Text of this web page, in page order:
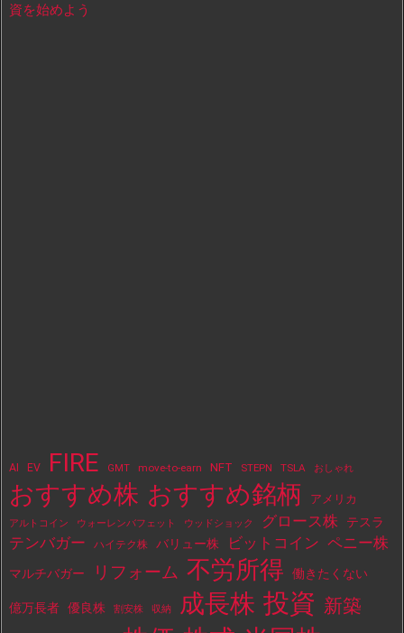
資を始めよう
AI EV FIRE GMT move-to-earn NFT STEPN TSLA おしゃれ
おすすめ株 おすすめ銘柄 アメリカ
アルトコイン ウォーレンバフェット ウッドショック グロース株 テスラ
テンバガー ハイテク株 バリュー株 ビットコイン ペニー株
マルチバガー リフォーム 不労所得 働きたくない
億万長者 優良株 割安株 収納 成長株 投資 新築